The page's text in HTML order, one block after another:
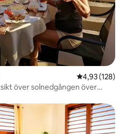
4,93 av 5 i
4,93 (128)
över solnedgången över